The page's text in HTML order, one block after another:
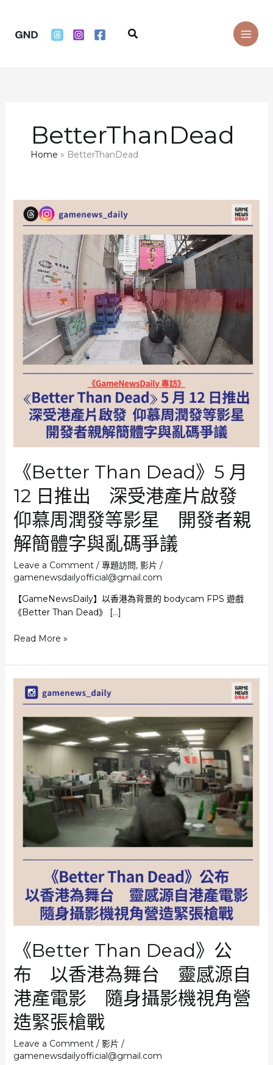
content
Search
BetterThanDead
Home BetterThanDead
《Better Than Dead》5 月
12 日推出 深受港產片啟發
仰慕周潤發等影星 開發者親
解簡體字與亂碼爭議
Leave a Comment / 專題訪問, 影片 /
gamenewsdailyofficial@gmail.com
【GameNewsDaily】以香港為背景的 bodycam FPS 遊戲
《Better Than Dead》 […]
《Better
Dead》
5
出
發
星
發
者
親
解
簡
體
字
Read More »
《Better Than Dead》公
布 以香港為舞台 靈感源自
港產電影 隨身攝影機視角營
造緊張槍戰
Leave a Comment / 影片 /
gamenewsdailyofficial@gmail.com